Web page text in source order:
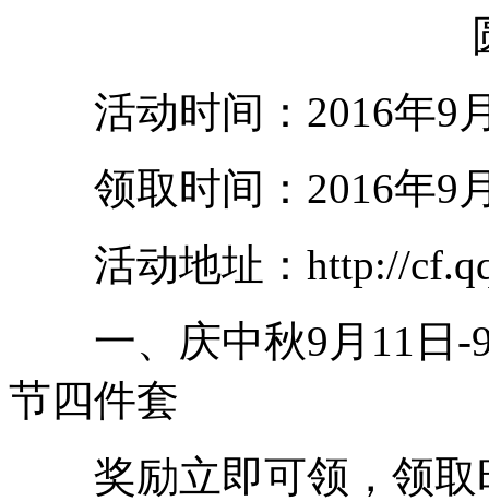
活动时间：2016年9月
领取时间：2016年9月
活动地址：http://
一、庆中秋9月11日-9
节四件套
奖励立即可领，领取